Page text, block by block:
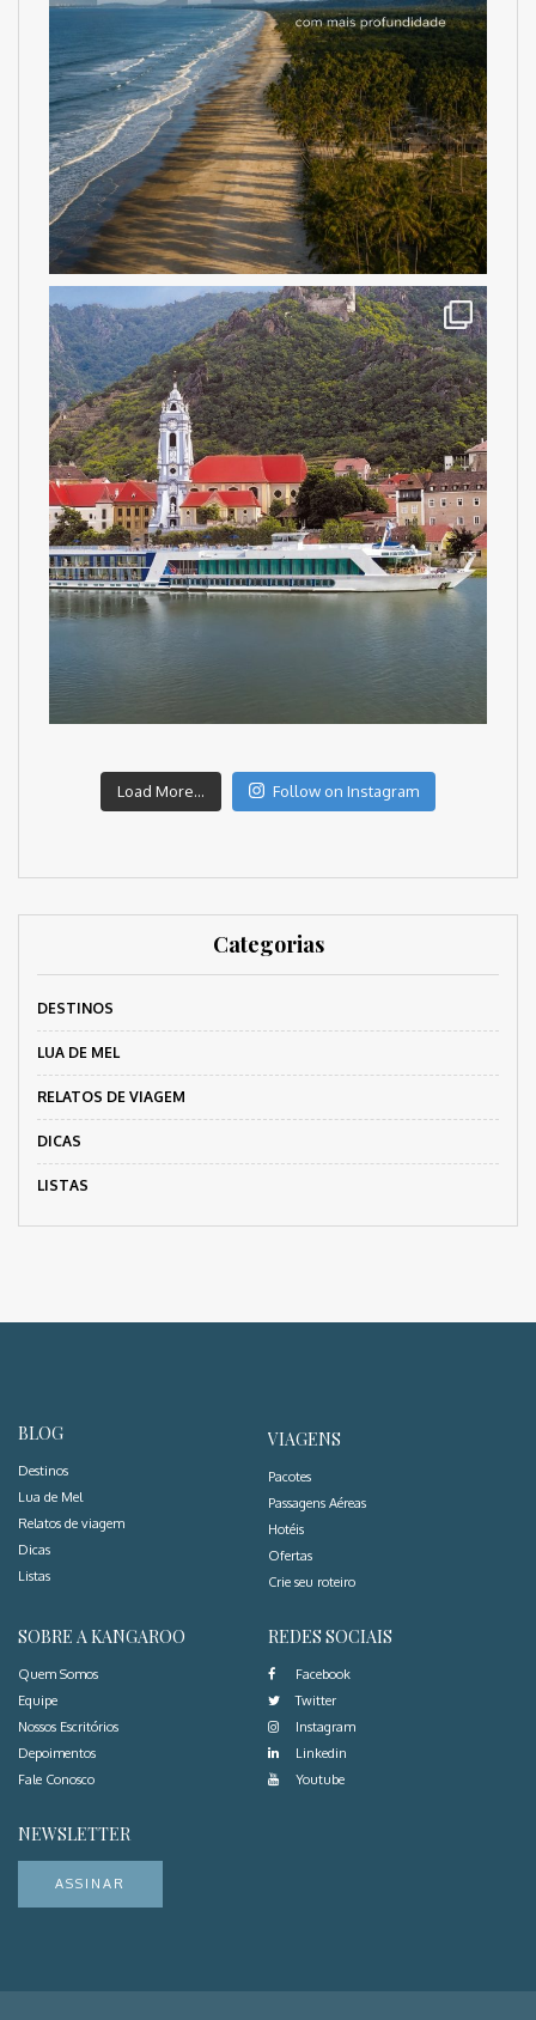
Load More... Follow on Instagram
Categorias
DESTINOS
LUA DE MEL
RELATOS DE VIAGEM
DICAS
LISTAS
BLOG
Destinos
Lua de Mel
Relatos de viagem
Dicas
Listas
VIAGENS
Pacotes
Passagens Aéreas
Hotéis
Ofertas
Crie seu roteiro
SOBRE A KANGAROO
Quem Somos
Equipe
Nossos Escritórios
Depoimentos
Fale Conosco
REDES SOCIAIS
Facebook
Twitter
Instagram
Linkedin
Youtube
NEWSLETTER
ASSINAR